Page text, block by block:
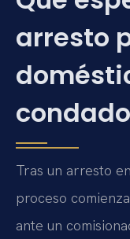
arresto
Tras un arresto
proceso
ante un